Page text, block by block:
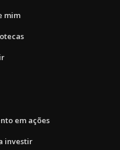
mim
em ações
investir